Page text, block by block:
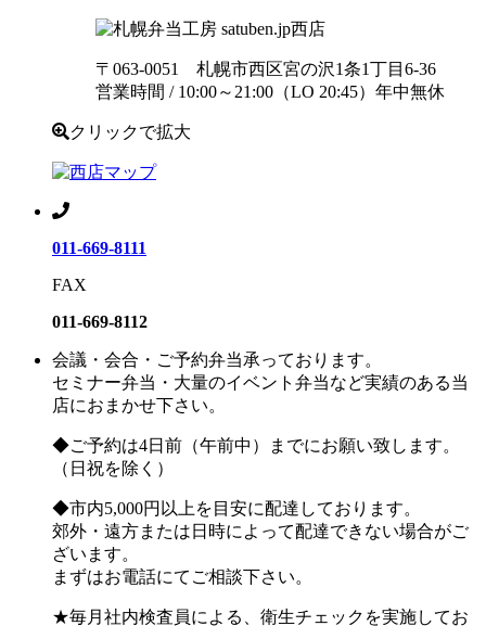
西店
〒063-0051 札幌市西区宮の沢1条1丁目6-36
営業時間 / 10:00～21:00（LO 20:45）年中無休
クリックで拡大
011-669-8111
FAX
011-669-8112
会議・会合・ご予約弁当承っております。
セミナー弁当・大量のイベント弁当など実績のある当
店におまかせ下さい。
◆ご予約は4日前（午前中）までにお願い致します。
（日祝を除く）
◆市内5,000円以上を目安に配達しております。
郊外・遠方または日時によって配達できない場合がご
ざいます。
まずはお電話にてご相談下さい。
★毎月社内検査員による、衛生チェックを実施してお